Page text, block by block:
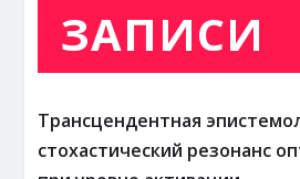
ЗАПИСИ
Трансцендентная
стохастический резонанс